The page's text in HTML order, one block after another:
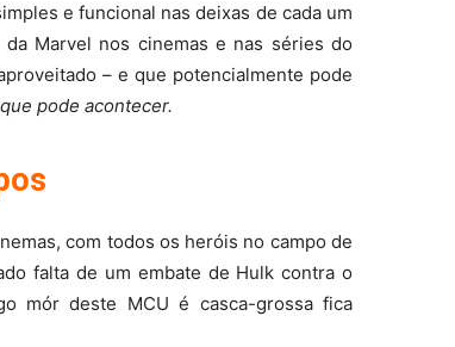
e funcional nas deixas de cada um
Marvel nos cinemas e nas séries do
– e que potencialmente pode
pode acontecer.
com todos os heróis no campo de
falta de um embate de Hulk contra o
mór deste MCU é casca-grossa fica